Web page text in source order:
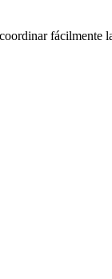
fácilmente